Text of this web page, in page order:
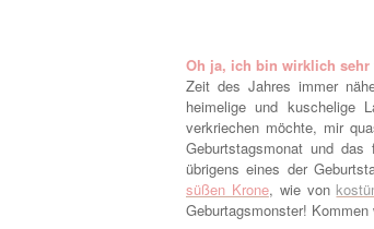
Oh ja, ich bin wirklich
Zeit des Jahres immer
heimelige und kuschelige
verkriechen möchte, mir
Geburtstagsmonat und
übrigens eines der
süßen Krone, wie von
Geburtagsmonster! Kommen